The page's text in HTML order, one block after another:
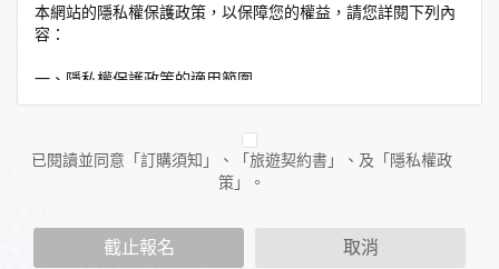
本網站的隱私權保護政策，以保障您的權益，請您詳閱下列內
容：
一、隱私權保護政策的適用範圍
隱私權保護政策內容，包括本網站如何處理在您使用網站服務
外的相關連結網站，也不適用於非本網站所委託或參與管理的
人員。
當您造訪本網站或使用本網站所提供之功能服務時，我們將視
該服務功能性質，請您提供必要的個人資料，並在該特定目的
已閱讀並同意「訂購須知」、「旅遊契約書」、及「隱私權政
策」。
截止報名 取消